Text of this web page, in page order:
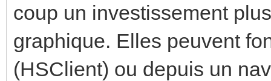
coup un investissement
graphique. Elles peuvent
(HSClient) ou depuis un